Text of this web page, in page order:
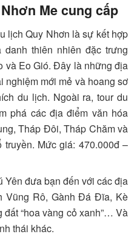
Me cung cấp
lịch Quy Nhơn là sự kết hợp
thiên nhiên đặc trưng
và Eo Gió. Đây là những địa
nghiệm mới mẻ và hoang sơ
du lịch. Ngoài ra, tour du
phá các địa điểm văn hóa
Tháp Đôi, Tháp Chăm và
Mức giá: 470.000đ –
Yên đưa bạn đến với các địa
Vũng Rô, Gành Đá Đĩa, Kè
“hoa vàng cỏ xanh”… Và
thái khác.